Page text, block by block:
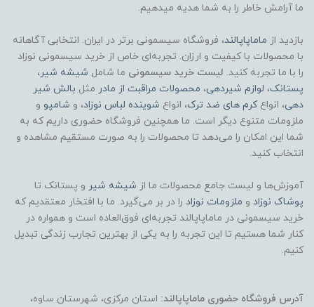
ما آرامش خاطر را به شما هدیه میدهیم.
بازدید از ماماپاپالند، فروشگاه سیسمونی برتر در ایران. انتخابی آگاهانه
با محصولات با کیفیت و ارزان. تجربه‌ای خاص از خرید سیسمونی نوزاد
را با ما تجربه کنید. لیست خرید سیسمونی ما شامل شیشه شیر،
پستانک، لوازم شیردهی، محصولات مراقبت از مادر مثل بالش شیر
دهی، انواعکرم های ضد ترک، انواع شوینده لباس نوزاد، و شامپو و
ملزومات متنوع دیگر است. ما همچنین فروشگاه حضوری داریم که به
شما این امکان را می‌دهد تا محصولات را به صورت مستقیم مشاهده و
انتخاب کنید.
آموزش‌ها و لیست جامع محصولات ما از شیشه شیر و پستانک تا
پوشاک نوزاد و ملزومات نوزاد را در بر می‌گیرد. ما با افتخار معتقدیم که
خرید سیسمونی در ماماپاپالند تجربه‌ای فوق‌العاده است و همواره در
کنار شما هستیم تا این تجربه را به یکی از بهترین تجارب زندگی تبدیل
کنیم.
آدرس فروشگاه حضوری ماماپاپالند: استان مرکزی، شهرستان ساوه،